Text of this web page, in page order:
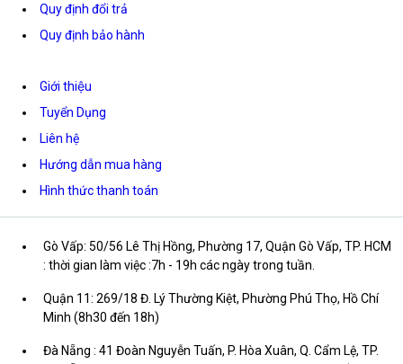
Quy định đổi trả
Quy định bảo hành
Giới thiệu
Tuyển Dụng
Liên hệ
Hướng dẫn mua hàng
Hình thức thanh toán
Gò Vấp: 50/56 Lê Thị Hồng, Phường 17, Quận Gò Vấp, TP. HCM
: thời gian làm việc :7h - 19h các ngày trong tuần.
Quận 11: 269/18 Đ. Lý Thường Kiệt, Phường Phú Thọ, Hồ Chí
Minh (8h30 đến 18h)
Đà Nẵng : 41 Đoàn Nguyễn Tuấn, P. Hòa Xuân, Q. Cẩm Lệ, TP.